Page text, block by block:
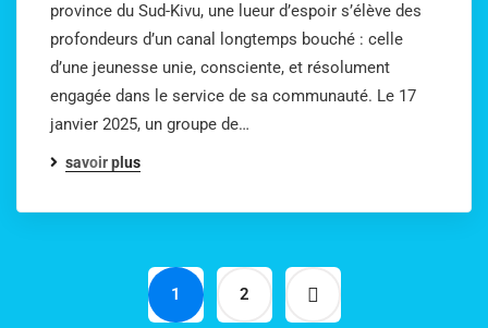
province du Sud-Kivu, une lueur d’espoir s’élève des
profondeurs d’un canal longtemps bouché : celle
d’une jeunesse unie, consciente, et résolument
engagée dans le service de sa communauté. Le 17
janvier 2025, un groupe de…
savoir plus
1 2